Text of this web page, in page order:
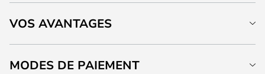
VOS AVANTAGES
MODES DE PAIEMENT